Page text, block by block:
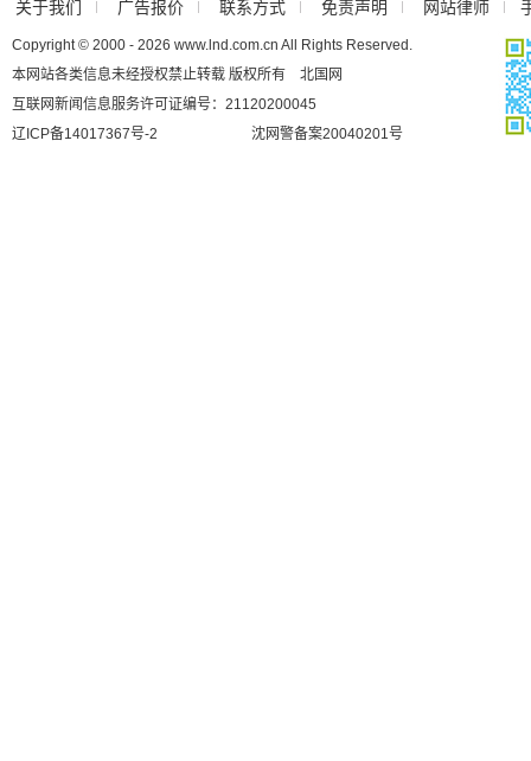
关于我们 广告报价 联系方式 免责声明 网站律师
Copyright © 2000 - 2026 www.lnd.com.cn All Rights Reserved.
本网站各类信息未经授权禁止转载 版权所有 北国网
互联网新闻信息服务许可证编号：21120200045
辽ICP备14017367号-2
沈网警备案20040201号